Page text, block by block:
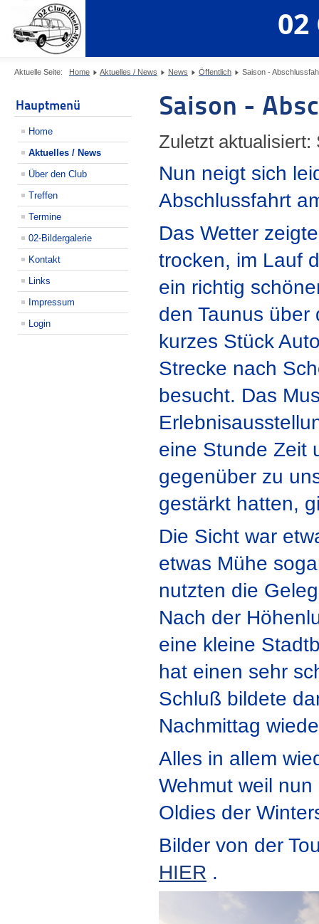
02
Aktuelle Seite: Home Aktuelles / News News Öffentlich Saison -
Hauptmenü
Home
Aktuelles / News
Über den Club
Treffen
Termine
02-Bildergalerie
Kontakt
Links
Impressum
Login
Saison -
Zuletzt aktualisiert:
Nun neigt sich
Abschlussfahrt
Das Wetter
trocken, im Lauf
ein richtig
den Taunus
kurzes Stück
Strecke nach
besucht. Das
eine Stunde Zeit
gegenüber zu
gestärkt hatten,
Die Sicht war
etwas Mühe
nutzten die
Nach der
eine kleine
hat einen sehr
Schluß bildete
Nachmittag
Alles in allem
Wehmut weil
Oldies der
Bilder von der
HIER .